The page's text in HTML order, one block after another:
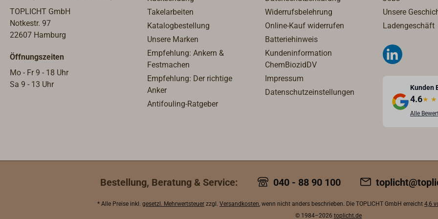
mm2x 5.03 Filtergaze Rohr
Vergasungsrohre 4,5 mm1x 5.04
Filtergaze für Brennerstutzen1x
5.05 Dichtungskonus hoch 5,5
mmDa es gelegentlich zu
Undichtigkeiten durch Montagefehler
am Petroleumbrenner kommt,
möchten wir an dieser Stelle
nochmals darauf hinweisen, dass bei
Arbeiten am Brenner immer darauf
Montage des Spindelringes
TOPLICHT GmbH
Notkestr. 97
22607 Hamburg
Öffnungszeiten
Mo - Fr 9 - 18 Uhr
Sa 9 - 13 Uhr
Takelarbeiten
Katalogbestellung
Unsere Marken
Empfehlung: Ankern &
Festmachen
Empfehlung: Der richtige
Anker
Antifouling-Ratgeber
Widerrufsbelehrung
Online-Kauf widerrufen
Batteriehinweis
Kundeninformation
ChemBiozidDV
Impressum
Datenschutzeinstellungen
Unsere
Ladengeschäft
Kunden
4.6★ ★
Alle
Bestellung, Beratung & Service: 040 - 88 90 100
* Alle Preise inkl. gesetzl. Mehrwertsteuer zzgl. Versandkosten, wenn nicht anders beschrieben. Die TOPLICHT GmbH erreicht 4,6
© 1984–2026 toplicht.de